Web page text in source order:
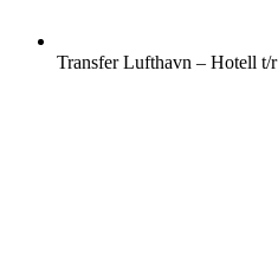
Transfer Lufthavn – Hotell t/r